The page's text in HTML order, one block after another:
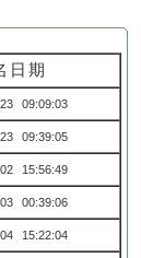
日期
09:09:03
09:39:05
15:56:49
00:39:06
15:22:04